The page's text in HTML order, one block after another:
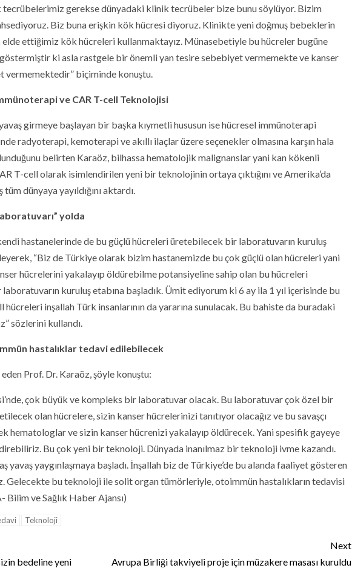
gerekse dünyadaki klinik tecrübeler bize bunu söylüyor. Bizim
Biz buna erişkin kök hücresi diyoruz. Klinikte yeni doğmuş bebeklerin
ettiğimiz kök hücreleri kullanmaktayız. Münasebetiyle bu hücreler bugüne
göstermiştir ki asla rastgele bir önemli yan tesire sebebiyet vermemekte ve kanser
vermemektedir” biçiminde konuştu.
ve CAR T-cell Teknolojisi
girmeye başlayan bir başka kıymetli hususun ise hücresel immünoterapi
radyoterapi, kemoterapi ve akıllı ilaçlar üzere seçenekler olmasına karşın hala
belirten Karaöz, bilhassa hematolojik malignanslar yani kan kökenli
T-cell olarak isimlendirilen yeni bir teknolojinin ortaya çıktığını ve Amerika’da
dünyaya yayıldığını aktardı.
yolda
hastanelerinde de bu güçlü hücreleri üretebilecek bir laboratuvarın kuruluş
“Biz de Türkiye olarak bizim hastanemizde bu çok güçlü olan hücreleri yani
hücrelerini yakalayıp öldürebilme potansiyeline sahip olan bu hücreleri
kuruluş etabına başladık. Ümit ediyorum ki 6 ay ila 1 yıl içerisinde bu
inşallah Türk insanlarının da yararına sunulacak. Bu bahiste da buradaki
sözlerini kullandı.
hastalıklar tedavi edilebilecek
Prof. Dr. Karaöz, şöyle konuştu:
çok büyük ve kompleks bir laboratuvar olacak. Bu laboratuvar çok özel bir
olan hücrelere, sizin kanser hücrelerinizi tanıtıyor olacağız ve bu savaşçı
hematologlar ve sizin kanser hücrenizi yakalayıp öldürecek. Yani spesifik gayeye
Bu çok yeni bir teknoloji. Dünyada inanılmaz bir teknoloji ivme kazandı.
yavaş yaygınlaşmaya başladı. İnşallah biz de Türkiye’de bu alanda faaliyet gösteren
Gelecekte bu teknoloji ile solit organ tümörleriyle, otoimmün hastalıkların tedavisi
Bilim ve Sağlık Haber Ajansı)
Teknoloji
bedeline yeni
Next
Avrupa Birliği takviyeli proje için müzakere masası kuruldu